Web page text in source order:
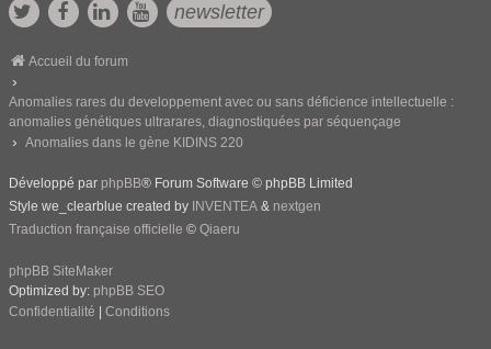
newsletter
Accueil du forum
Anomalies rares du developpement avec ou sans déficience intellectuelle :
anomalies génétiques ultrarares, diagnostiquées par séquençage
Anomalies dans le gène KIDINS 220
Développé par phpBB® Forum Software © phpBB Limited
Style we_clearblue created by INVENTEA & nextgen
Traduction française officielle © Qiaeru
phpBB SiteMaker
Optimized by: phpBB SEO
Confidentialité
Conditions